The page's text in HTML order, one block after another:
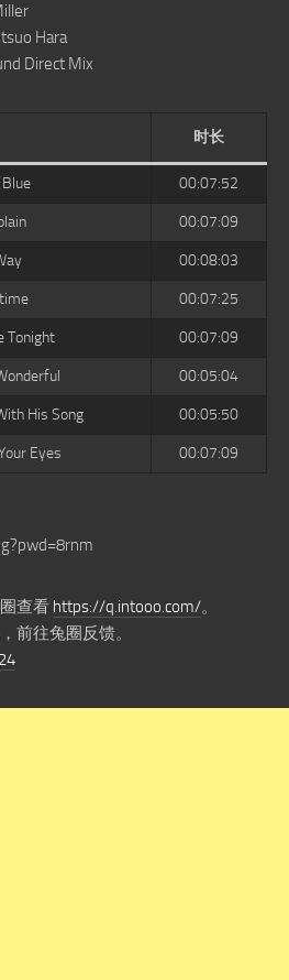
Hara
Direct Mix
时长
00:07:52
00:07:09
00:08:03
00:07:25
Tonight 00:07:09
00:05:04
His Song 00:05:50
Eyes 00:07:09
查看 https://q.intooo.com/。
前往兔圈反馈。